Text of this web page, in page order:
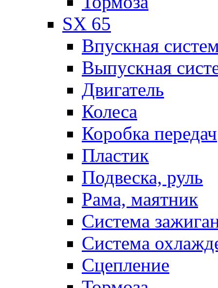
SX 65
Впускная
Выпускная
Двигатель
Колеса
Коробка передач
Пластик
Подвеска, руль
Рама, маятник
Система
Система
Сцепление